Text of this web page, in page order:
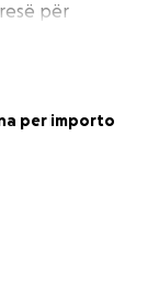
për
per importo